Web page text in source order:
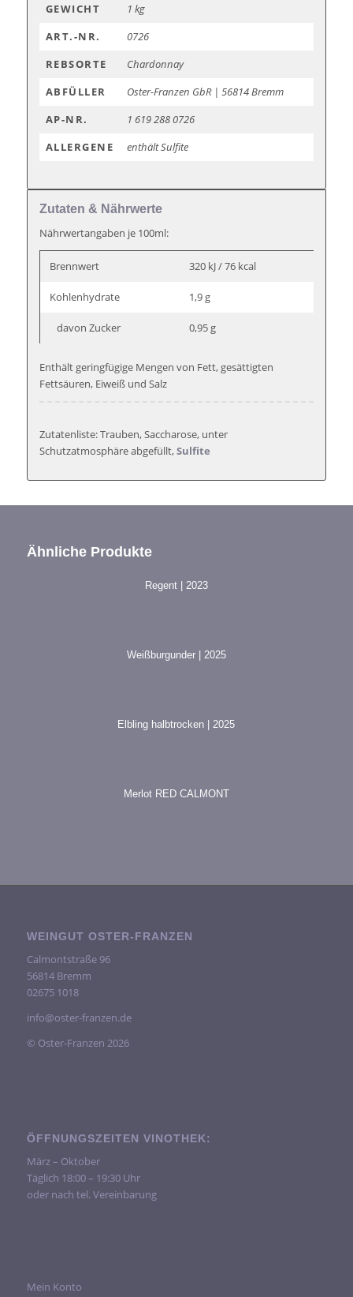
GEWICHT
1 kg
ART.-NR.
0726
REBSORTE
Chardonnay
ABFÜLLER
Oster-Franzen GbR | 56814 Bremm
AP-NR.
1 619 288 0726
ALLERGENE
enthält Sulfite
Zutaten & Nährwerte
Nährwertangaben je 100ml:
Brennwert 320 kJ / 76 kcal
Kohlenhydrate 1,9 g
davon Zucker 0,95 g
Enthält geringfügige Mengen von Fett, gesättigten
Fettsäuren, Eiweiß und Salz
Zutatenliste: Trauben, Saccharose, unter
Schutzatmosphäre abgefüllt,Sulfite
Ähnliche Produkte
Regent | 2023
Weißburgunder | 2025
Elbling halbtrocken | 2025
Merlot RED CALMONT
WEINGUT OSTER-FRANZEN
Calmontstraße 96
56814 Bremm
02675 1018
info@oster-franzen.de
© Oster-Franzen 2026
ÖFFNUNGSZEITEN VINOTHEK:
März – Oktober
Täglich 18:00 – 19:30 Uhr
oder nach tel. Vereinbarung
Mein Konto